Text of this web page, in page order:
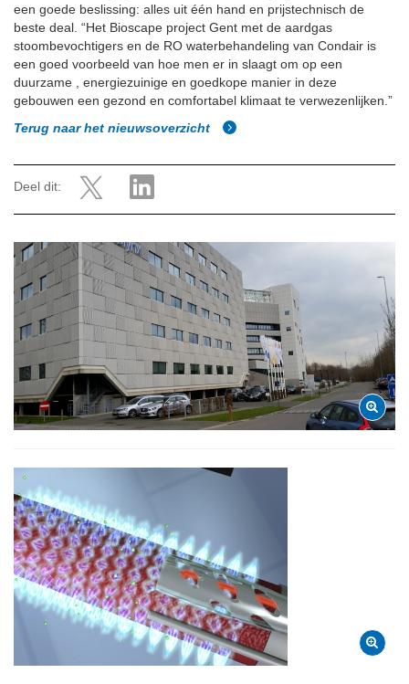
een goede beslissing: alles uit één hand en prijstechnisch de
beste deal. “Het Bioscape project Gent met de aardgas
stoombevochtigers en de RO waterbehandeling van Condair is
een goed voorbeeld van hoe men er in slaagt om op een
duurzame , energiezuinige en goedkope manier in deze
gebouwen een gezond en comfortabel klimaat te verwezenlijken.”
Terug naar het nieuwsoverzicht
Deel dit: